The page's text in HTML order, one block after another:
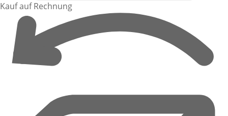
Kauf auf Rechnung